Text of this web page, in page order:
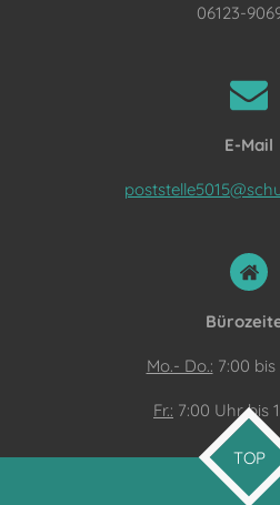
06123-
E-Mail
Mo.- Do.: 7:00
Fr.: 7:00 Uhr bis
TOP